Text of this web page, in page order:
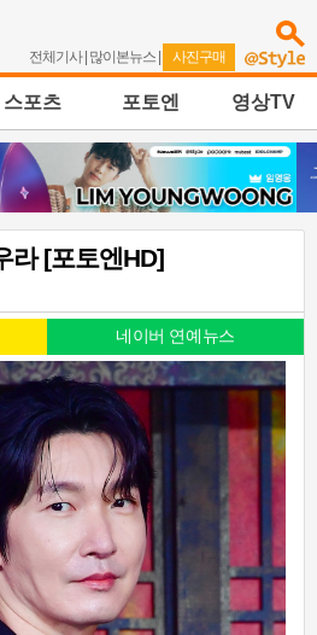
전체기사| 많이본뉴스 | 사진구매
스포츠 포토엔 영상TV
라 [포토엔HD]
네이버 연예뉴스